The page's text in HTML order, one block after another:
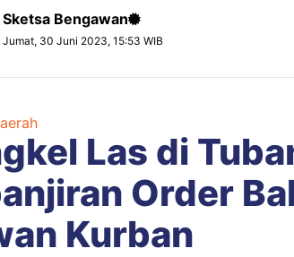
Sketsa Bengawan
Jumat, 30 Juni 2023, 15:53 WIB
Las di
Order
Kurban